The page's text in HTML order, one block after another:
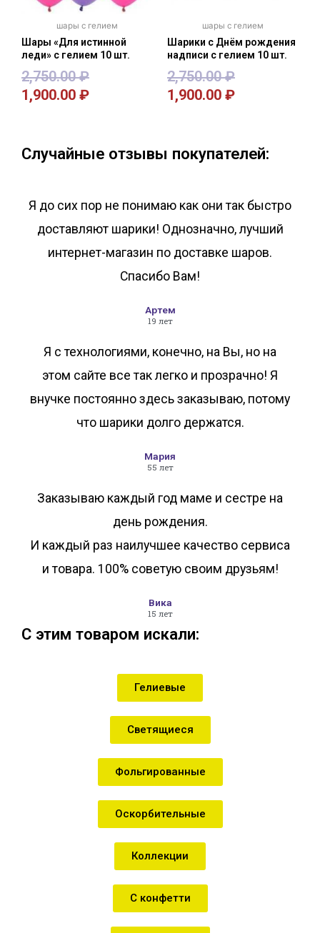
шары с гелием
Шары «Для истинной
леди» с гелием 10 шт.
2,750.00₽
1,900.00 ₽
шары с гелием
Шарики с Днём рождения
надписи с гелием 10 шт.
2,750.00₽
1,900.00 ₽
Случайные отзывы покупателей:
Я до сих пор не понимаю как они так быстро
доставляют шарики! Однозначно, лучший
интернет-магазин по доставке шаров.
Спасибо Вам!
Артем
19 лет
Я с технологиями, конечно, на Вы, но на
этом сайте все так легко и прозрачно! Я
внучке постоянно здесь заказываю, потому
что шарики долго держатся.
Мария
55 лет
Заказываю каждый год маме и сестре на
день рождения.
И каждый раз наилучшее качество сервиса
и товара. 100% советую своим друзьям!
Вика
15 лет
С этим товаром искали:
Гелиевые
Светящиеся
Фольгированные
Оскорбительные
Коллекции
С конфетти